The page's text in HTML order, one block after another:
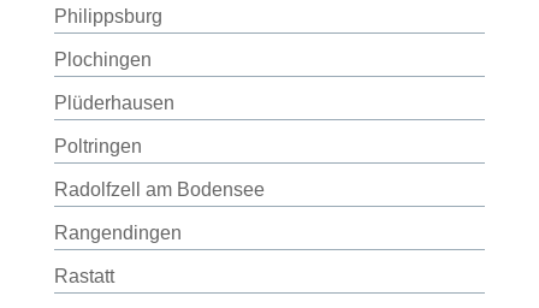
Philippsburg
Plochingen
Plüderhausen
Poltringen
Radolfzell am Bodensee
Rangendingen
Rastatt